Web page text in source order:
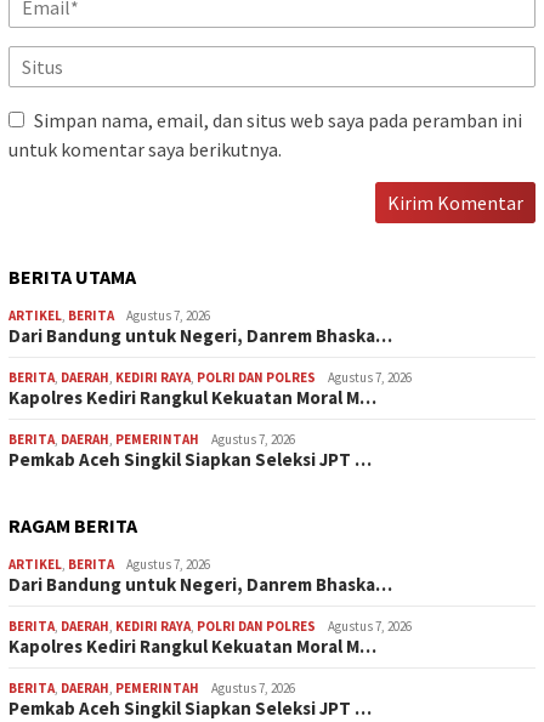
Simpan nama, email, dan situs web saya pada peramban ini
untuk komentar saya berikutnya.
BERITA UTAMA
ARTIKEL, BERITA Agustus 7, 2026
Dari Bandung untuk Negeri, Danrem Bhaska…
BERITA, DAERAH, KEDIRI RAYA, POLRI DAN POLRES Agustus 7, 2026
Kapolres Kediri Rangkul Kekuatan Moral M…
BERITA, DAERAH, PEMERINTAH Agustus 7, 2026
Pemkab Aceh Singkil Siapkan Seleksi JPT …
RAGAM BERITA
ARTIKEL, BERITA Agustus 7, 2026
Dari Bandung untuk Negeri, Danrem Bhaska…
BERITA, DAERAH, KEDIRI RAYA, POLRI DAN POLRES Agustus 7, 2026
Kapolres Kediri Rangkul Kekuatan Moral M…
BERITA, DAERAH, PEMERINTAH Agustus 7, 2026
Pemkab Aceh Singkil Siapkan Seleksi JPT …